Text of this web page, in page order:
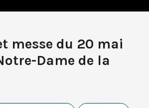
messe du 20 mai
Dame de la